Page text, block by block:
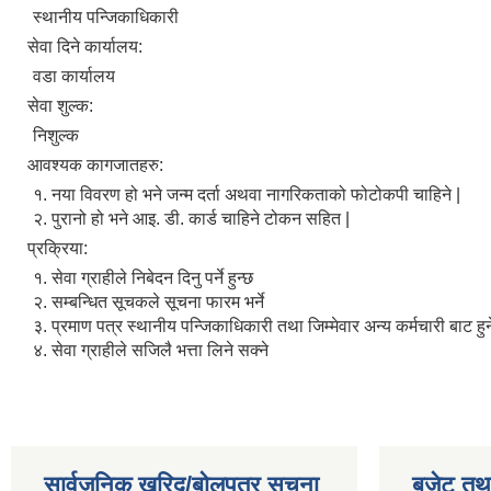
स्थानीय पन्जिकाधिकारी
सेवा दिने कार्यालय:
वडा कार्यालय
सेवा शुल्क:
निशुल्क
आवश्यक कागजातहरु:
१. नया विवरण हो भने जन्म दर्ता अथवा नागरिकताको फोटोकपी चाहिने |
२. पुरानो हो भने आइ. डी. कार्ड चाहिने टोकन सहित |
प्रक्रिया:
१. सेवा ग्राहीले निबेदन दिनु पर्ने हुन्छ
२. सम्बन्धित सूचकले सूचना फारम भर्ने
३. प्रमाण पत्र स्थानीय पन्जिकाधिकारी तथा जिम्मेवार अन्य कर्मचारी बाट
४. सेवा ग्राहीले सजिलै भत्ता लिने सक्ने
सार्वजनिक खरिद/बोलपत्र सूचना बजेट